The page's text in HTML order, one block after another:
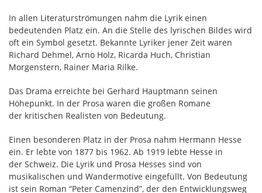
In allen Literaturströmungen nahm die Lyrik einen
bedeutenden Platz ein. An die Stelle des lyrischen Bildes wird
oft ein Symbol gesetzt. Bekannte Lyriker jener Zeit waren
Richard Dehmel, Arno Holz, Ricarda Huch, Christian
Morgenstern, Rainer Maria Rilke.
Das Drama erreichte bei Gerhard Hauptmann seinen
Höhepunkt. In der Prosa waren die großen Romane
der kritischen Realisten von Bedeutung.
Einen besonderen Platz in der Prosa nahm Hermann Hesse
ein. Er lebte von 1877 bis 1962. Ab 1919 lebte Hesse in
der Schweiz. Die Lyrik und Prosa Hesses sind von
musikalischen und Wandermotive eingefüllt. Von Bedeutung
ist sein Roman “Peter Camenzind”, der den Entwicklungsweg